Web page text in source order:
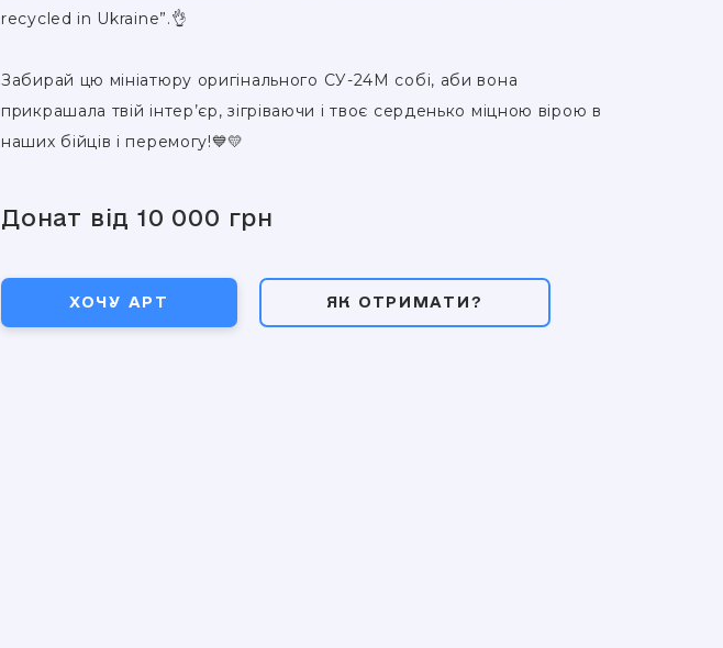
recycled in Ukraine”.👌
Забирай цю мініатюру оригінального СУ-24M собі, аби вона
прикрашала твій інтер’єр, зігріваючи і твоє серденько міцною вірою в
наших бійців і перемогу!💙💛
Донат від 10 000 грн
ХОЧУ АРТ ЯК ОТРИМАТИ?